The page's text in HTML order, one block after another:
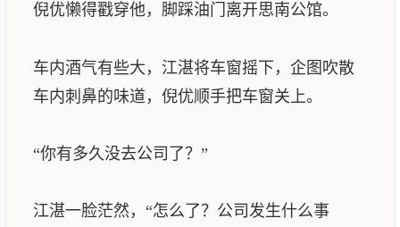
倪优懒得戳穿他，脚踩油门离开思南公馆。
车内酒气有些大，江湛将车窗摇下，企图吹散
车内刺鼻的味道，倪优顺手把车窗关上。
“你有多久没去公司了？”
江湛一脸茫然，“怎么了？公司发生什么事